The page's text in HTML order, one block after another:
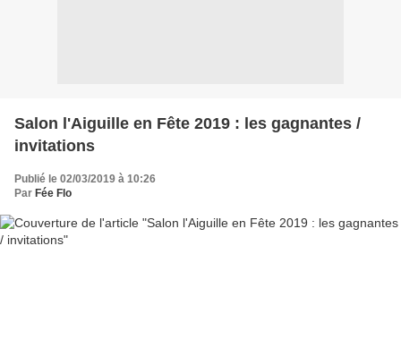
Salon l'Aiguille en Fête 2019 : les gagnantes /
invitations
Publié le 02/03/2019 à 10:26
Par Fée Flo